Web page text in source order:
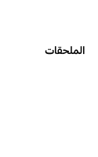
الملحقات